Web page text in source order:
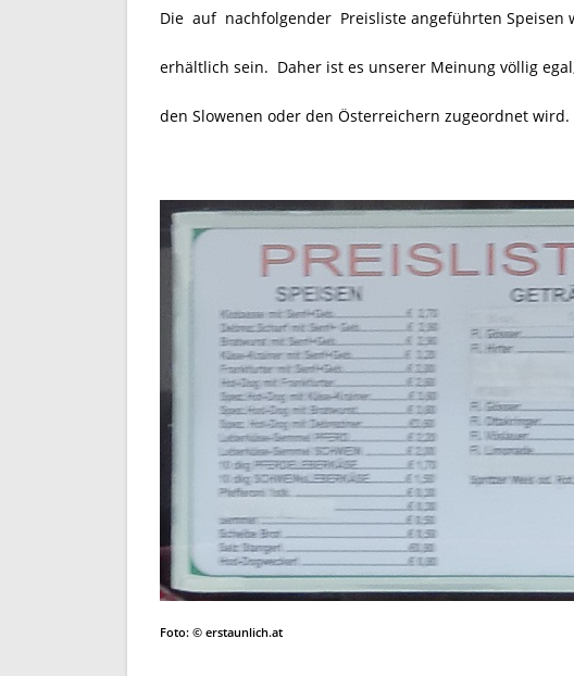
Die auf nachfolgender Preisliste angeführten Speisen
erhältlich sein. Daher ist es unserer Meinung völlig
den Slowenen oder den Österreichern zugeordnet wird.
Foto: © erstaunlich.at